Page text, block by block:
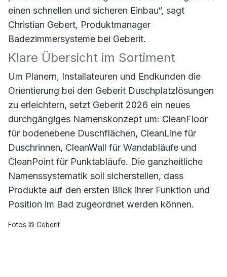
einen schnellen und sicheren Einbau“, sagt
Christian Gebert, Produktmanager
Badezimmersysteme bei Geberit.
Klare Übersicht im Sortiment
Um Planern, Installateuren und Endkunden die
Orientierung bei den Geberit Duschplatzlösungen
zu erleichtern, setzt Geberit 2026 ein neues
durchgängiges Namenskonzept um: CleanFloor
für bodenebene Duschflächen, CleanLine für
Duschrinnen, CleanWall für Wandabläufe und
CleanPoint für Punktabläufe. Die ganzheitliche
Namenssystematik soll sicherstellen, dass
Produkte auf den ersten Blick ihrer Funktion und
Position im Bad zugeordnet werden können.
Fotos © Geberit